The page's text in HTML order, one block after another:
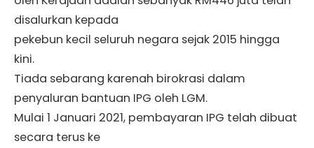
disalurkan kepada
pekebun kecil seluruh negara sejak 2015 hingga
kini.
Tiada sebarang karenah birokrasi dalam
penyaluran bantuan IPG oleh LGM.
Mulai 1 Januari 2021, pembayaran IPG telah dibuat
secara terus ke